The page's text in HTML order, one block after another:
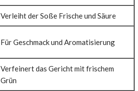
Verleiht der Soße Frische und Säure
Für Geschmack und Aromatisierung
Verfeinert das Gericht mit frischem
Grün